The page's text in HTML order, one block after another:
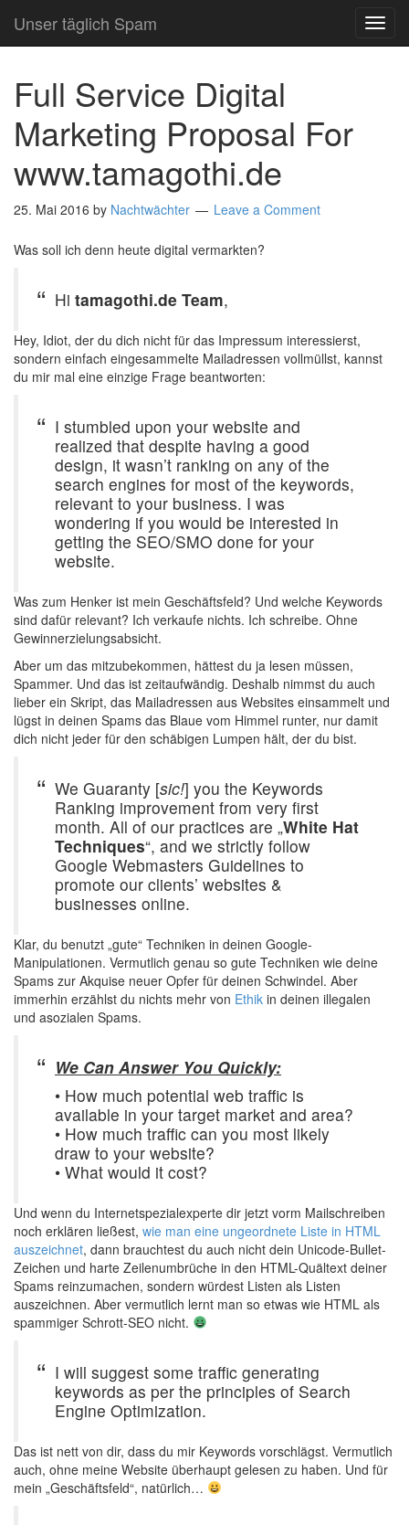
Unser täglich Spam
Full Service Digital
Marketing Proposal For
www.tamagothi.de
25. Mai 2016 by Nachtwächter Leave a Comment
Was soll ich denn heute digital vermarkten?
Hi tamagothi.de Team,
Hey, Idiot, der du dich nicht für das Impressum interessierst,
sondern einfach eingesammelte Mailadressen vollmüllst, kannst
du mir mal eine einzige Frage beantworten:
I stumbled upon your website and
realized that despite having a good
design, it wasn’t ranking on any of the
search engines for most of the keywords,
relevant to your business. I was
wondering if you would be interested in
getting the SEO/SMO done for your
website.
Was zum Henker ist mein Geschäftsfeld? Und welche Keywords
sind dafür relevant? Ich verkaufe nichts. Ich schreibe. Ohne
Gewinnerzielungsabsicht.
Aber um das mitzubekommen, hättest du ja lesen müssen,
Spammer. Und das ist zeitaufwändig. Deshalb nimmst du auch
lieber ein Skript, das Mailadressen aus Websites einsammelt und
lügst in deinen Spams das Blaue vom Himmel runter, nur damit
dich nicht jeder für den schäbigen Lumpen hält, der du bist.
We Guaranty [sic!] you the Keywords
Ranking improvement from very first
month. All of our practices are „White Hat
Techniques“, and we strictly follow
Google Webmasters Guidelines to
promote our clients’ websites &
businesses online.
Klar, du benutzt „gute“ Techniken in deinen Google-
Manipulationen. Vermutlich genau so gute Techniken wie deine
Spams zur Akquise neuer Opfer für deinen Schwindel. Aber
immerhin erzählst du nichts mehr von Ethik in deinen illegalen
und asozialen Spams.
We Can Answer You Quickly:
• How much potential web traffic is
available in your target market and area?
• How much traffic can you most likely
draw to your website?
• What would it cost?
Und wenn du Internetspezialexperte dir jetzt vorm Mailschreiben
noch erklären ließest, wie man eine ungeordnete Liste in HTML
auszeichnet, dann brauchtest du auch nicht dein Unicode-Bullet-
Zeichen und harte Zeilenumbrüche in den HTML-Quältext deiner
Spams reinzumachen, sondern würdest Listen als Listen
auszeichnen. Aber vermutlich lernt man so etwas wie HTML als
spammiger Schrott-SEO nicht.
I will suggest some traffic generating
keywords as per the principles of Search
Engine Optimization.
Das ist nett von dir, dass du mir Keywords vorschlägst. Vermutlich
auch, ohne meine Website überhaupt gelesen zu haben. Und für
mein „Geschäftsfeld“, natürlich…